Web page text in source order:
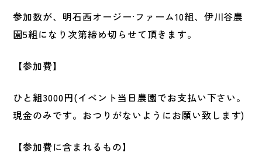
参加数が、明石西オージー·ファーム10組、伊川谷農
園5組になり次第締め切らせて頂きます。
【参加費】
ひと組3000円(イベント当日農園でお支払い下さい。
現金のみです。おつりがないようにお願い致します)
【参加費に含まれるもの】